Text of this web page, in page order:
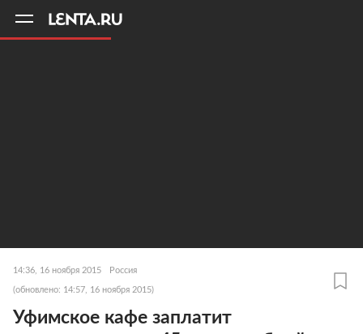
14:36, 16 ноября 2015 Россия
(обновлено: 14:57, 16 ноября 2015)
Уфимское кафе заплатит